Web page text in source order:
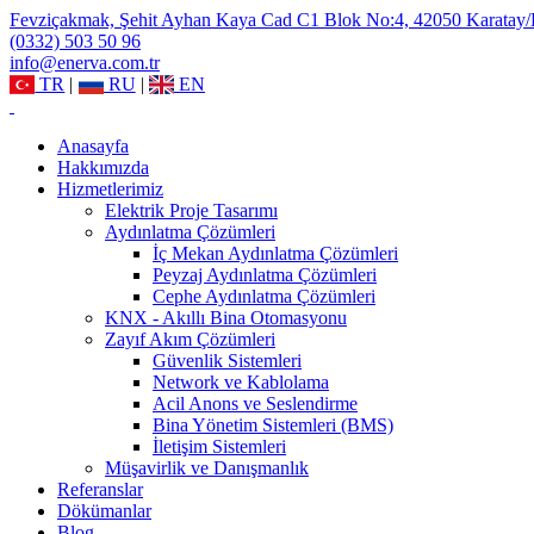
Fevziçakmak, Şehit Ayhan Kaya Cad C1 Blok No:4, 42050
(0332) 503 50 96
info@enerva.com.tr
TR | RU | EN
Anasayfa
Hakkımızda
Hizmetlerimiz
Elektrik Proje Tasarımı
Aydınlatma Çözümleri
İç Mekan Aydınlatma Çözümleri
Peyzaj Aydınlatma Çözümleri
Cephe Aydınlatma Çözümleri
KNX - Akıllı Bina Otomasyonu
Zayıf Akım Çözümleri
Güvenlik Sistemleri
Network ve Kablolama
Acil Anons ve Seslendirme
Bina Yönetim Sistemleri (BMS)
İletişim Sistemleri
Müşavirlik ve Danışmanlık
Referanslar
Dökümanlar